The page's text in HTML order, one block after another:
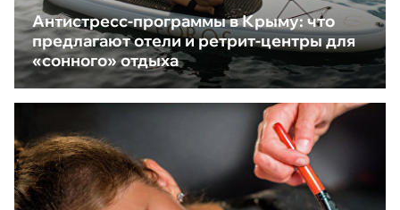
Антистресс-программы в Крыму: что
предлагают отели и ретрит-центры для
«сонного» отдыха